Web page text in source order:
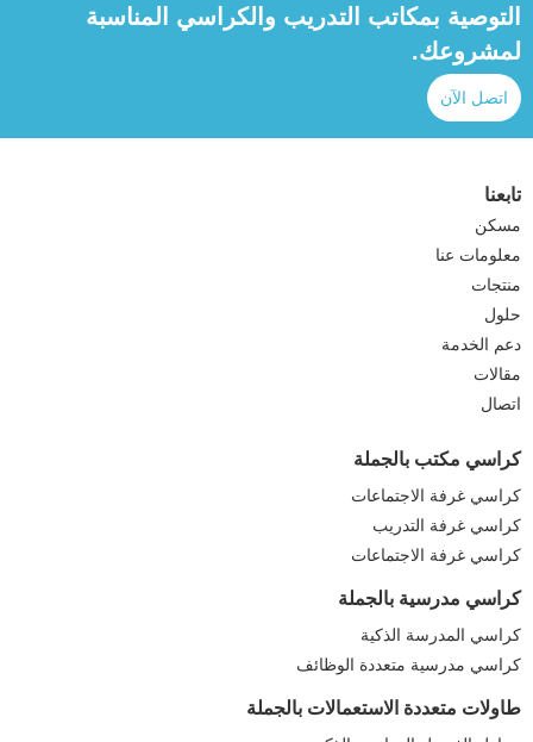
التوصية بمكاتب التدريب والكراسي المناسبة
لمشروعك.
اتصل الآن
تابعنا
مسكن
معلومات عنا
منتجات
حلول
دعم الخدمة
مقالات
اتصال
كراسي مكتب بالجملة
كراسي غرفة الاجتماعات
كراسي غرفة التدريب
كراسي غرفة الاجتماعات
كراسي مدرسية بالجملة
كراسي المدرسة الذكية
كراسي مدرسية متعددة الوظائف
طاولات متعددة الاستعمالات بالجملة